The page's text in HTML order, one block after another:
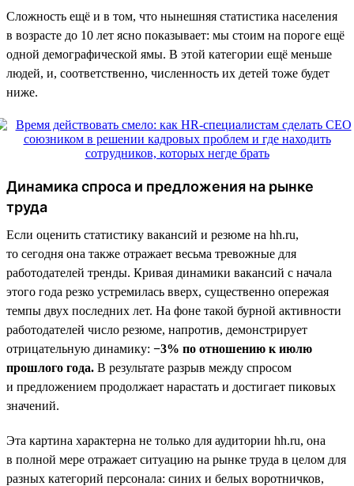
Сложность ещё и в том, что нынешняя статистика населения
в возрасте до 10 лет ясно показывает: мы стоим на пороге ещё
одной демографической ямы. В этой категории ещё меньше
людей, и, соответственно, численность их детей тоже будет
ниже.
Динамика спроса и предложения на рынке
труда
Если оценить статистику вакансий и резюме на hh.ru,
то сегодня она также отражает весьма тревожные для
работодателей тренды. Кривая динамики вакансий с начала
этого года резко устремилась вверх, существенно опережая
темпы двух последних лет. На фоне такой бурной активности
работодателей число резюме, напротив, демонстрирует
отрицательную динамику: −3% по отношению к июлю
прошлого года. В результате разрыв между спросом
и предложением продолжает нарастать и достигает пиковых
значений.
Эта картина характерна не только для аудитории hh.ru, она
в полной мере отражает ситуацию на рынке труда в целом для
разных категорий персонала: синих и белых воротничков,